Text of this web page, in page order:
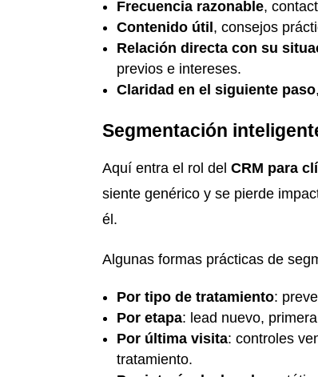
Frecuencia razonable,
Contenido útil , consejos
Relación directa con su
previos e intereses.
Claridad en el siguiente paso
Segmentación
Aquí entra el rol del CRM para
siente genérico y se pierde
él.
Algunas formas prácticas de
Por tipo de tratamiento:
Por etapa: lead nuevo,
Por última visita: controles
tratamiento.